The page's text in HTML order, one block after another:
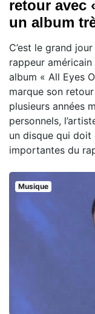
retour avec
un album
C’est le grand
rappeur américain
album « All Eyes
marque son
plusieurs années
personnels,
un disque qui
importantes du
Musique